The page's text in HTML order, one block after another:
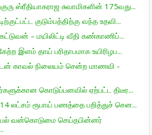
ஸ்ரீதியாகராஜ சுவாமிகளின் 175வது...
குடும்பத்திற்கு வந்த உதவி...
– மயிலிட்டி வீதி கண்காணிப்...
இளம் தாய் பரிதாபமாக உயிரிழப...
காவல் நிலையம் சென்ற மாணவி -
கொடுப்பனவில் ஏற்பட்ட திடீர...
லட்சம் ரூபாய் பணத்தை பறித்துச் சென...
வன்கொடுமை செய்தபின்னர்